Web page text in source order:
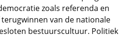
zoals referenda en
van de nationale
bestuurscultuur. Politiek